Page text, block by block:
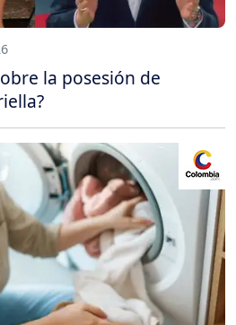
la posesión de